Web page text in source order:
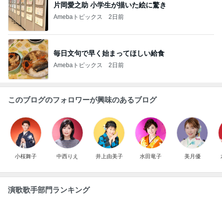
片岡愛之助 小学生が描いた絵に驚き
Amebaトピックス 2日前
毎日文句で早く始まってほしい給食
Amebaトピックス 2日前
このブログのフォロワーが興味のあるブログ
小桜舞子 中西りえ 井上由美子 水田竜子 美月優
演歌歌手部門ランキング